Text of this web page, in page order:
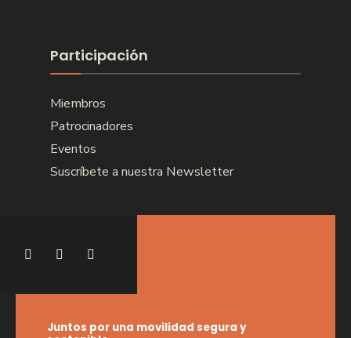
Participación
Miembros
Patrocinadores
Eventos
Suscríbete a nuestra Newsletter
Juntos por una movilidad segura y